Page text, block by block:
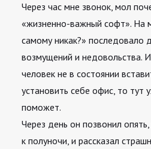
Через час мне звонок, мол
«жизненно-важный софт». На
самому никак?» последовало
возмущений и недовольства.
человек не в состоянии
установить себе офис, то тут
поможет.
Через день он позвонил
к полуночи, и рассказал